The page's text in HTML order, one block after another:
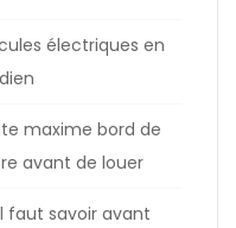
électriques en
maxime bord de
avant de louer
faut savoir avant